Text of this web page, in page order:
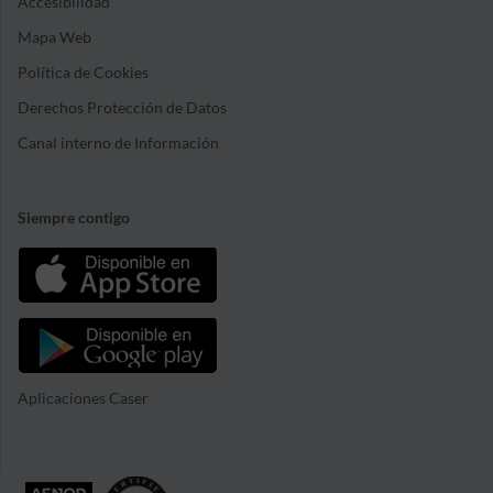
Mapa Web
Política de Cookies
Derechos Protección de Datos
Canal interno de Información
Siempre contigo
Aplicaciones Caser